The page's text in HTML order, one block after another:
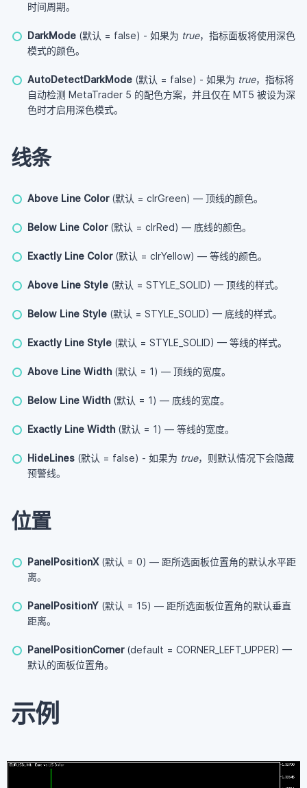
时间周期。
DarkMode (默认 = false) - 如果为 true，指标面板将使用深色
模式的颜色。
AutoDetectDarkMode (默认 = false) - 如果为 true，指标将
自动检测 MetaTrader 5 的配色方案，并且仅在 MT5 被设为深
色时才启用深色模式。
线条
Above Line Color(默认 = clrGreen) — 顶线的颜色。
Below Line Color(默认 = clrRed) — 底线的颜色。
Exactly Line Color(默认 = clrYellow) — 等线的颜色。
Above Line Style (默认 = STYLE_SOLID) — 顶线的样式。
Below Line Style (默认 = STYLE_SOLID) — 底线的样式。
Exactly Line Style (默认 = STYLE_SOLID) — 等线的样式。
Above Line Width (默认 = 1) — 顶线的宽度。
Below Line Width (默认 = 1) — 底线的宽度。
Exactly Line Width (默认 = 1) — 等线的宽度。
HideLines (默认 = false) - 如果为 true，则默认情况下会隐藏
预警线。
位置
PanelPositionX(默认 = 0) — 距所选面板位置角的默认水平距
离。
PanelPositionY (默认 = 15) — 距所选面板位置角的默认垂直
距离。
PanelPositionCorner(default = CORNER_LEFT_UPPER) —
默认的面板位置角。
示例